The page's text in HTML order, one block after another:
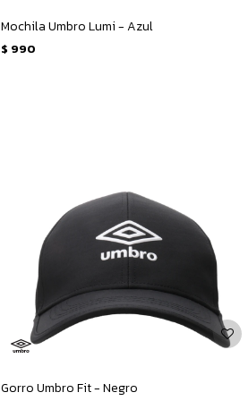
Mochila Umbro Lumi - Azul
$ 990
Gorro Umbro Fit - Negro